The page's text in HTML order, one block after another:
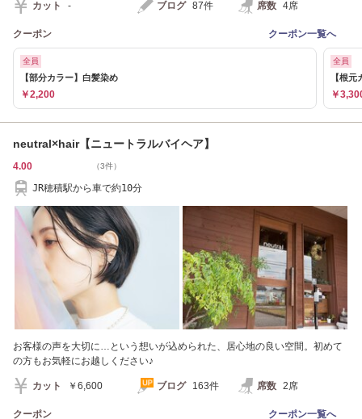
カット - ブログ 87件 席数 4席
クーポン クーポン一覧へ
全員
【部分カラー】白髪染め
￥2,200
全員
【根
￥
neutral×hair【ニュートラルバイヘア】
4.00 （3件）
JR穂積駅から車で約10分
お客様の声を大切に…という想いが込められた、居心地の良い空間。初めて
の方もお気軽にお越しください♪
カット ￥6,600 ブログ 163件 席数 2席
クーポン クーポン一覧へ